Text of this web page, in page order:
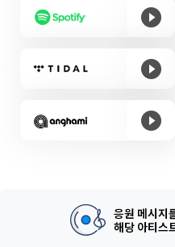
응원 메시지
해당 아티스